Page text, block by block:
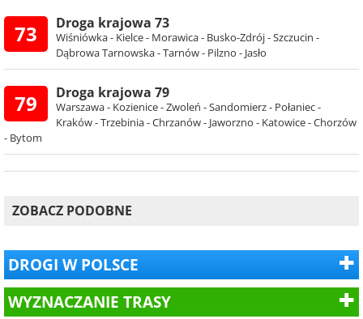
73 Droga krajowa 73
Wiśniówka - Kielce - Morawica - Busko-Zdrój - Szczucin -
Dąbrowa Tarnowska - Tarnów - Pilzno - Jasło
79 Droga krajowa 79
Warszawa - Kozienice - Zwoleń - Sandomierz - Połaniec -
Kraków - Trzebinia - Chrzanów - Jaworzno - Katowice - Chorzów
- Bytom
ZOBACZ PODOBNE
DROGI W POLSCE
WYZNACZANIE TRASY